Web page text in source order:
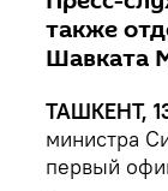
также
Шавката
ТАШКЕНТ,
министра
первый